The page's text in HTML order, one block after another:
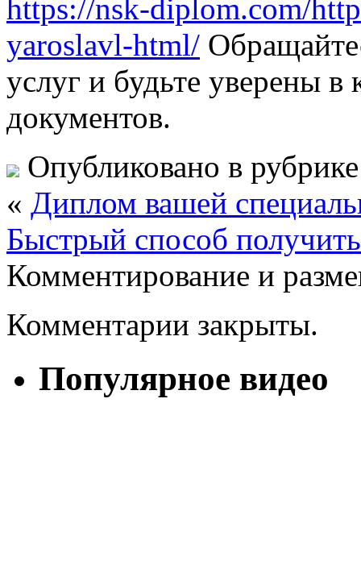
https://nsk-diplom.com/
yaroslavl-html/
услуг и будьте уверены в
документов.
Опубликовано в
« Диплом вашей
Быстрый способ
Комментирование и
Комментарии закрыты.
Популярное видео